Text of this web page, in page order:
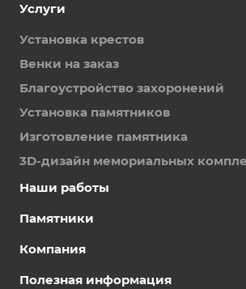
Услуги
Установка крестов
Венки на заказ
Благоустройство захоронений
Установка памятников
Изготовление памятника
3D-дизайн мемориальных
Наши работы
Памятники
Компания
Полезная информация